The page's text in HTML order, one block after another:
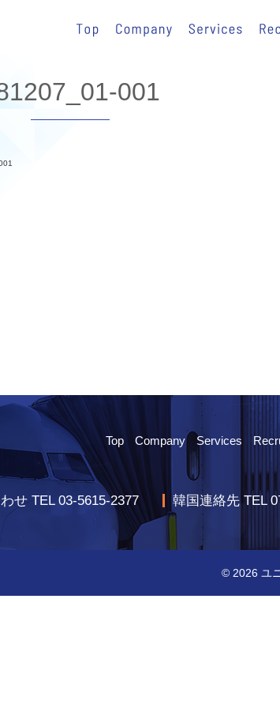
001
せ TEL 03-5615-2377 韓国連絡先 TEL
Top Company Services
© 2026 ユ